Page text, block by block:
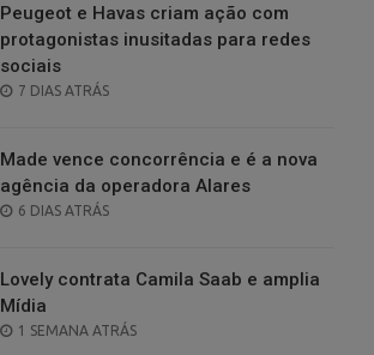
Peugeot e Havas criam ação com
protagonistas inusitadas para redes
sociais
POSTED
7 DIAS ATRÁS
Made vence concorrência e é a nova
agência da operadora Alares
POSTED
6 DIAS ATRÁS
Lovely contrata Camila Saab e amplia
Mídia
POSTED
1 SEMANA ATRÁS